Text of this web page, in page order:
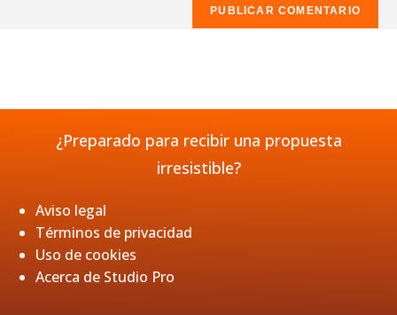
¿Preparado para recibir una propuesta
irresistible?
Aviso legal
Términos de privacidad
Uso de cookies
Acerca de Studio Pro